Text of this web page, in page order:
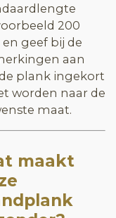
200
geef bij de
aan
plank ingekort
worden naar de
maat.
maakt